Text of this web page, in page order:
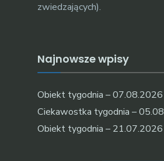
zwiedzających).
Najnowsze wpisy
Obiekt tygodnia – 07.08.2026
Ciekawostka tygodnia –
Obiekt tygodnia – 21.07.2026